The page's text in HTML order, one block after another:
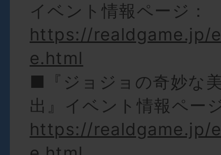
イベント情報ページ：
https://realdgame.jp/
e.html
■『ジョジョの奇妙な
出』イベント情報ペー
https://realdgame.jp/